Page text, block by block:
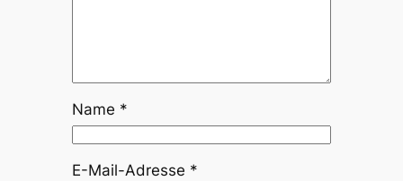
Name *
E-Mail-Adresse *